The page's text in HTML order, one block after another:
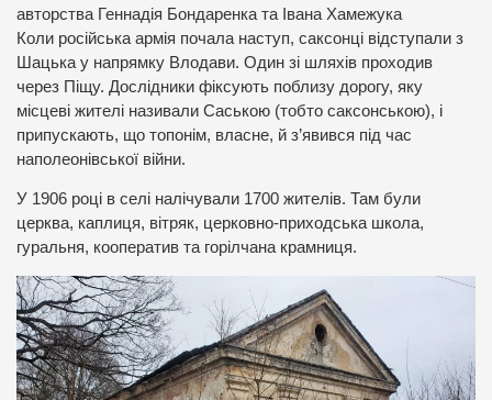
авторства Геннадія Бондаренка та Івана Хамежука
Коли російська армія почала наступ, саксонці відступали з
Шацька у напрямку Влодави. Один зі шляхів проходив
через Піщу. Дослідники фіксують поблизу дорогу, яку
місцеві жителі називали Саською (тобто саксонською), і
припускають, що топонім, власне, й з’явився під час
наполеонівської війни.
У 1906 році в селі налічували 1700 жителів. Там були
церква, каплиця, вітряк, церковно-приходська школа,
гуральня, кооператив та горілчана крамниця.